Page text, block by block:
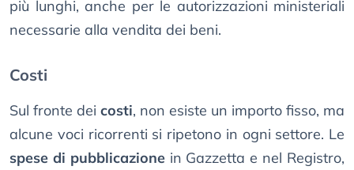
più lunghi, anche per le autorizzazioni ministeriali
necessarie alla vendita dei beni.
Costi
Sul fronte dei costi, non esiste un importo fisso, ma
alcune voci ricorrenti si ripetono in ogni settore. Le
spese di pubblicazionein Gazzetta e nel Registro,